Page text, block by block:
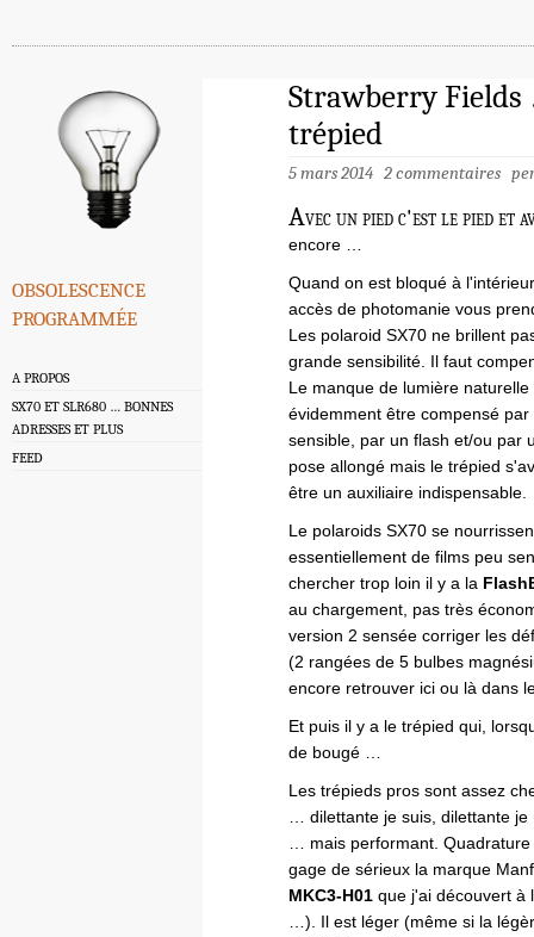
obsolescence
programmée
A PROPOS
SX70 ET SLR680 … BONNES
ADRESSES ET PLUS
FEED
Strawberry Fields
trépied
5 mars 2014 2 commentaires
Avec un pied c'est le pied et
encore …
Quand on est bloqué à
accès de photomanie vous
Les polaroid SX70 ne brillent
grande sensibilité. Il faut
Le manque de lumière naturelle
évidemment être compensé par
sensible, par un flash et/ou par
pose allongé mais le trépied
être un auxiliaire indispensable.
Le polaroids SX70 se
essentiellement de films peu
chercher trop loin il y a la
au chargement, pas très
version 2 sensée corriger les
(2 rangées de 5 bulbes
encore retrouver ici ou là dans
Et puis il y a le trépied qui,
de bougé …
Les trépieds pros sont assez
… dilettante je suis, dilettante
… mais performant.
gage de sérieux la marque
MKC3-H01 que j'ai découvert à
…). Il est léger (même si la